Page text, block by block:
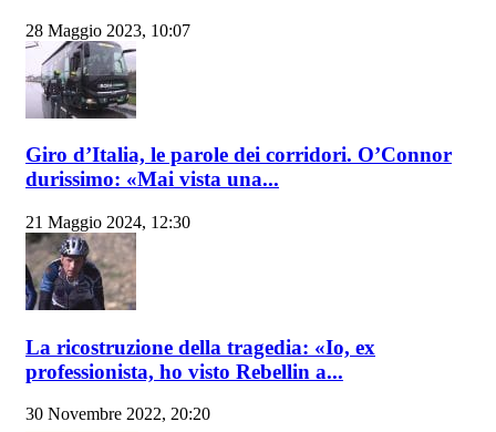
28 Maggio 2023, 10:07
Giro d’Italia, le parole dei corridori. O’Connor
durissimo: «Mai vista una...
21 Maggio 2024, 12:30
La ricostruzione della tragedia: «Io, ex
professionista, ho visto Rebellin a...
30 Novembre 2022, 20:20